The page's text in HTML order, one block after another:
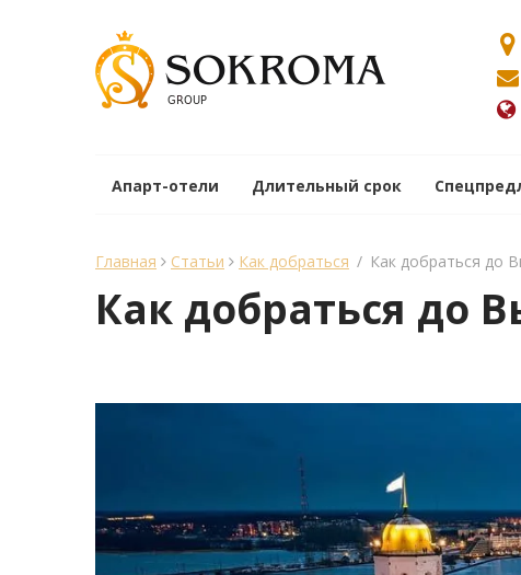
Апарт-отели Длительный срок
Главная Статьи Как добраться / Как добраться до
Как добраться до